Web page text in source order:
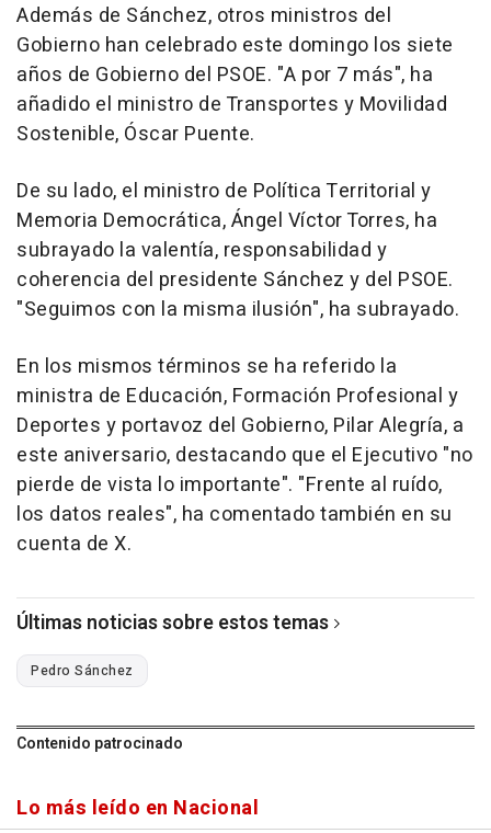
Además de Sánchez, otros ministros del
Gobierno han celebrado este domingo los siete
años de Gobierno del PSOE. "A por 7 más", ha
añadido el ministro de Transportes y Movilidad
Sostenible, Óscar Puente.
De su lado, el ministro de Política Territorial y
Memoria Democrática, Ángel Víctor Torres, ha
subrayado la valentía, responsabilidad y
coherencia del presidente Sánchez y del PSOE.
"Seguimos con la misma ilusión", ha subrayado.
En los mismos términos se ha referido la
ministra de Educación, Formación Profesional y
Deportes y portavoz del Gobierno, Pilar Alegría, a
este aniversario, destacando que el Ejecutivo "no
pierde de vista lo importante". "Frente al ruído,
los datos reales", ha comentado también en su
cuenta de X.
Últimas noticias sobre estos temas
Pedro Sánchez
Contenido patrocinado
Lo más leído en Nacional